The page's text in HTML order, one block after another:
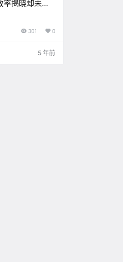
揭晓却未公
打
301 0
5 年前